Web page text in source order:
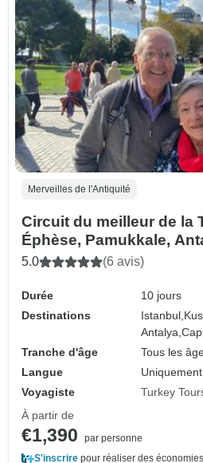
Merveilles de l'Antiquité
Circuit du meilleur de la
Éphèse, Pamukkale,
- 10 JOURS
5.0 (6 avis)
Durée
10 jours
Destinations
Istanbul,
Antalya,
Tranche d'âge
Tous les
Langue
Voyagiste
Turkey
À partir de
€1,390
par personne
S'inscrire pour réaliser des économies